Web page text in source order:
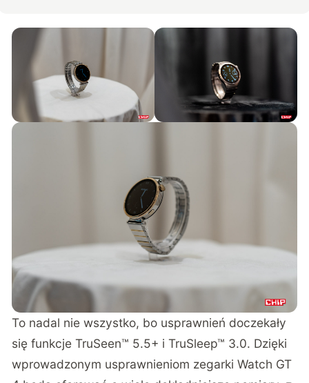
To nadal nie wszystko, bo usprawnień doczekały
się funkcje TruSeen™ 5.5+ i TruSleep™ 3.0. Dzięki
wprowadzonym usprawnieniom zegarki Watch GT